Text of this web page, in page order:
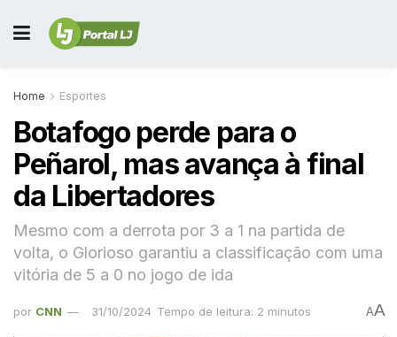
Home Esportes
Botafogo perde para o
Peñarol, mas avança à final
da Libertadores
Mesmo com a derrota por 3 a 1 na partida de
volta, o Glorioso garantiu a classificação com uma
vitória de 5 a 0 no jogo de ida
por CNN 31/10/2024 Tempo de leitura: 2 minutos AA